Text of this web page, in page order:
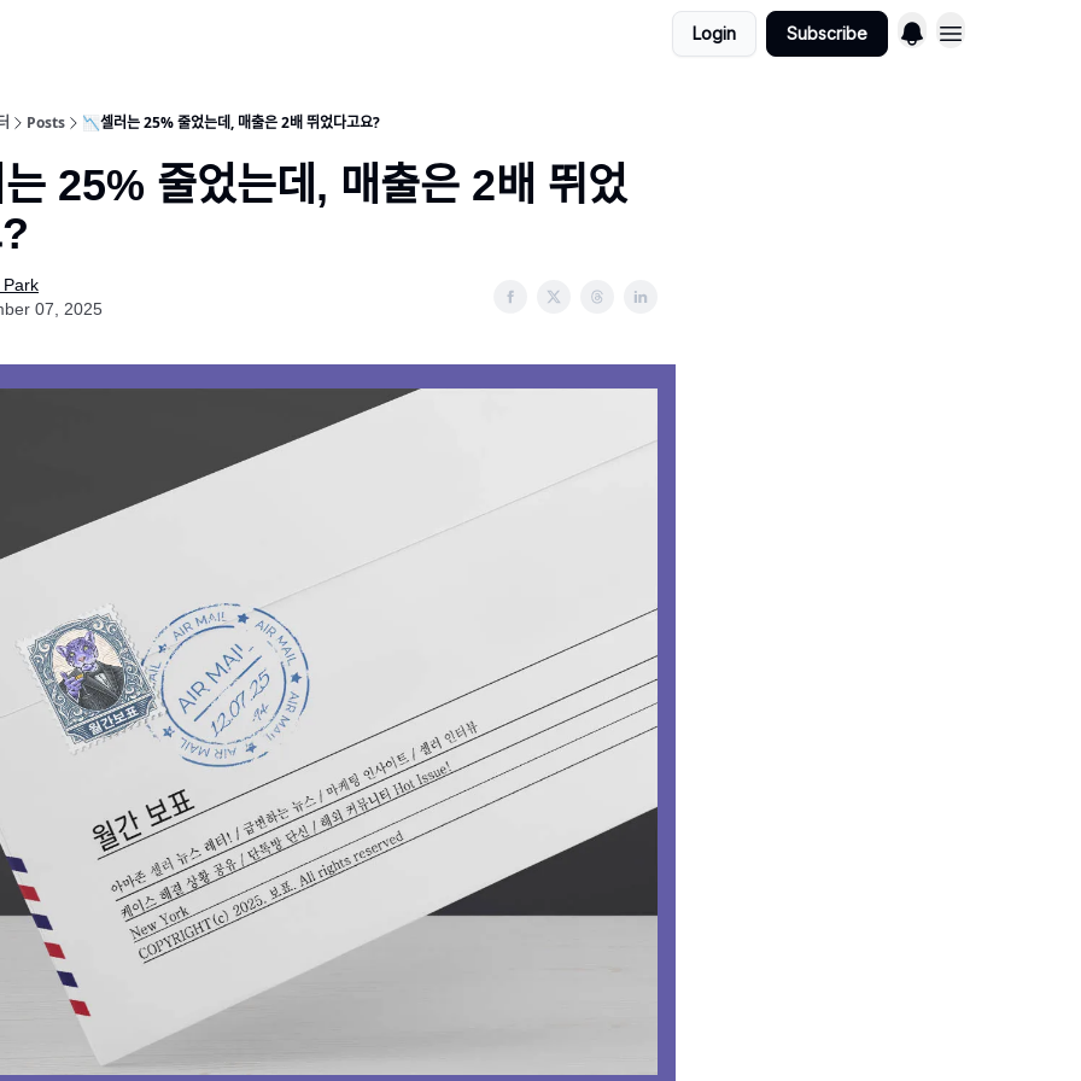
Login Subscribe
Posts 📉셀러는 25% 줄었는데, 매출은 2배 뛰었다고요?
25% 줄었는데, 매출은 2배 뛰었
Park
07, 2025